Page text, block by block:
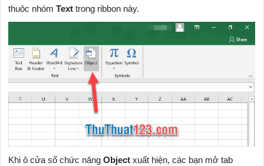
thuộc nhómText trong ribbon này.
Khi ô cửa sổ chức năngObject xuất hiện, các bạn mở tab